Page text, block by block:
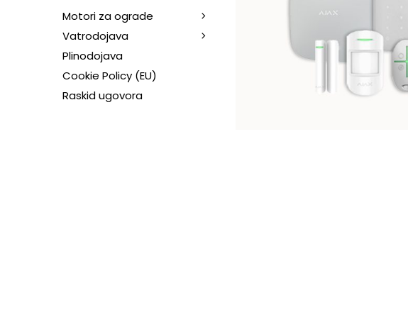
Motori za ograde
Vatrodojava
Plinodojava
Cookie Policy (EU)
Raskid ugovora